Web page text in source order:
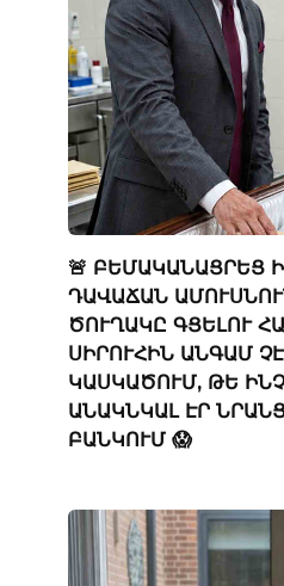
🚨 ԲԵՄԱԿԱՆԱՑՐԵՑ
ԴԱՎԱՃԱՆ
ԾՈՒՂԱԿԸ ԳՑԵԼՈՒ
ՍԻՐՈՒՀԻՆ ԱՆԳԱՄ
ԿԱՍԿԱԾՈՒՄ, ԹԵ
ԱՆԱԿՆԿԱԼ ԷՐ
ԲԱՆԿՈՒՄ 😱